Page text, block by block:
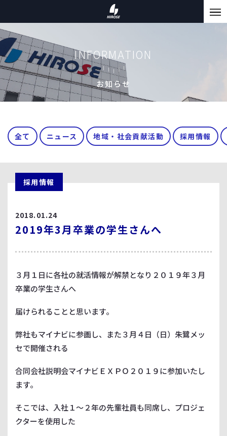
INFORMATION
お知らせ
全て ニュース 地域・社会貢献活動 採用情報
採用情報
2018.01.24
2019年3月卒業の学生さんへ
３月１日に各社の就活情報が解禁となり２０１９年３月
卒業の学生さんへ
届けられることと思います。
弊社もマイナビに参画し、また３月４日（日）朱鷺メッ
セで開催される
合同会社説明会マイナビＥＸＰＯ２０１９に参加いたし
ます。
そこでは、入社１～２年の先輩社員も同席し、プロジェ
クターを使用した